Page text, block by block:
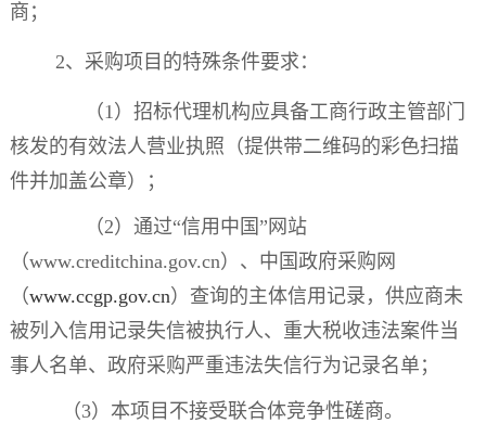
商；
2、采购项目的特殊条件要求：
（1）招标代理机构应具备工商行政主管部门
核发的有效法人营业执照（提供带二维码的彩色扫描
件并加 盖公章） ；
（2）通过“信用中国” 网站
（www.creditchina.gov.cn）、中国政府采购网
（www.ccgp.gov.cn）查询的主体信用记录，供应商未
被列入信用记录失信被执行人、重大税收违法案件当
事人名单、政府采购严重违法失信行为记录名单；
（3）本项目不接受联合体竞争性磋商。